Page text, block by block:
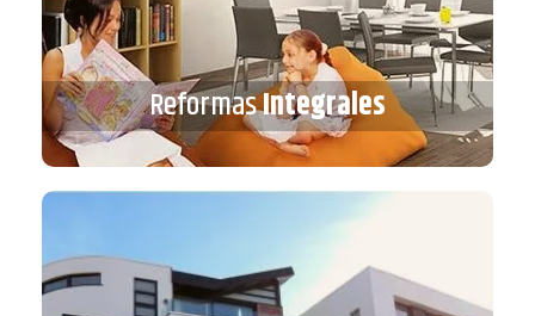
ReformasIntegrales
ReformasIntegrales
VER MÁS